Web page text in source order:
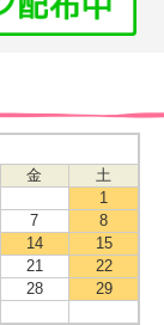
金
土
1
7
8
14
15
21
22
28
29